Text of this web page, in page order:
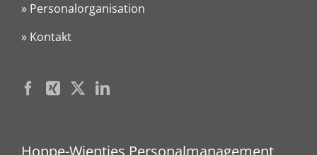
» Personalorganisation
» Kontakt
Hoppe-Wientjes Personalmanagement